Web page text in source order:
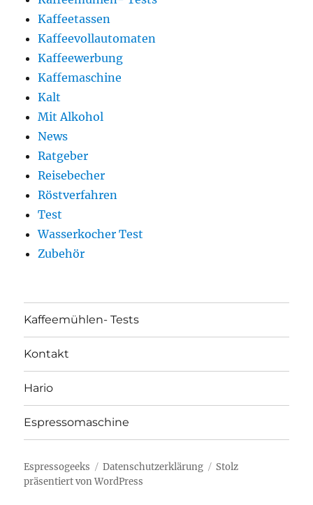
Kaffeetassen
Kaffeevollautomaten
Kaffeewerbung
Kaffemaschine
Kalt
Mit Alkohol
News
Ratgeber
Reisebecher
Röstverfahren
Test
Wasserkocher Test
Zubehör
Kaffeemühlen- Tests
Kontakt
Hario
Espressomaschine
Espressogeeks Datenschutzerklärung
Stolz
präsentiert von WordPress